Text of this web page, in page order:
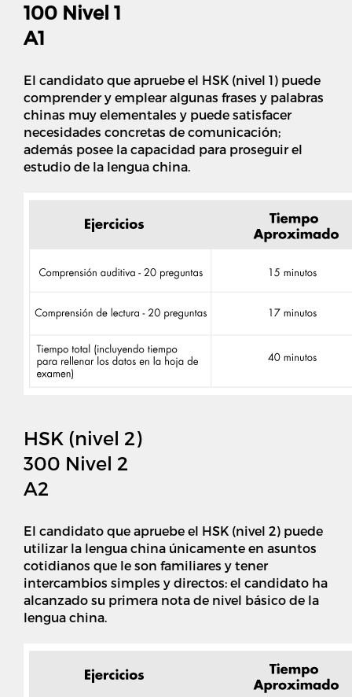
100 Nivel 1
A1
El candidato que apruebe el HSK (nivel 1) puede
comprender y emplear algunas frases y palabras
chinas muy elementales y puede satisfacer
necesidades concretas de comunicación;
además posee la capacidad para proseguir el
estudio de la lengua china.
HSK (nivel 2)
300 Nivel 2
A2
El candidato que apruebe el HSK (nivel 2) puede
utilizar la lengua china únicamente en asuntos
cotidianos que le son familiares y tener
intercambios simples y directos: el candidato ha
alcanzado su primera nota de nivel básico de la
lengua china.